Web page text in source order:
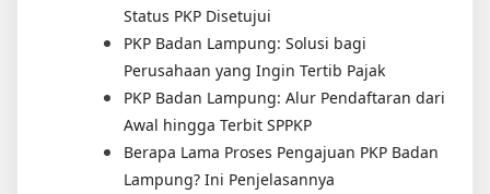
PKP Badan Lampung: Solusi bagi
Perusahaan yang Ingin Tertib Pajak
PKP Badan Lampung: Alur Pendaftaran dari
Awal hingga Terbit SPPKP
Berapa Lama Proses Pengajuan PKP Badan
Lampung? Ini Penjelasannya
PKP Badan Lampung untuk PT, CV, dan